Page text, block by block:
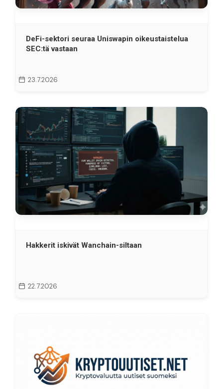
DeFi-sektori seuraa Uniswapin oikeustaistelua
SEC:tä vastaan
23.7.2026
Hakkerit iskivät Wanchain-siltaan
22.7.2026